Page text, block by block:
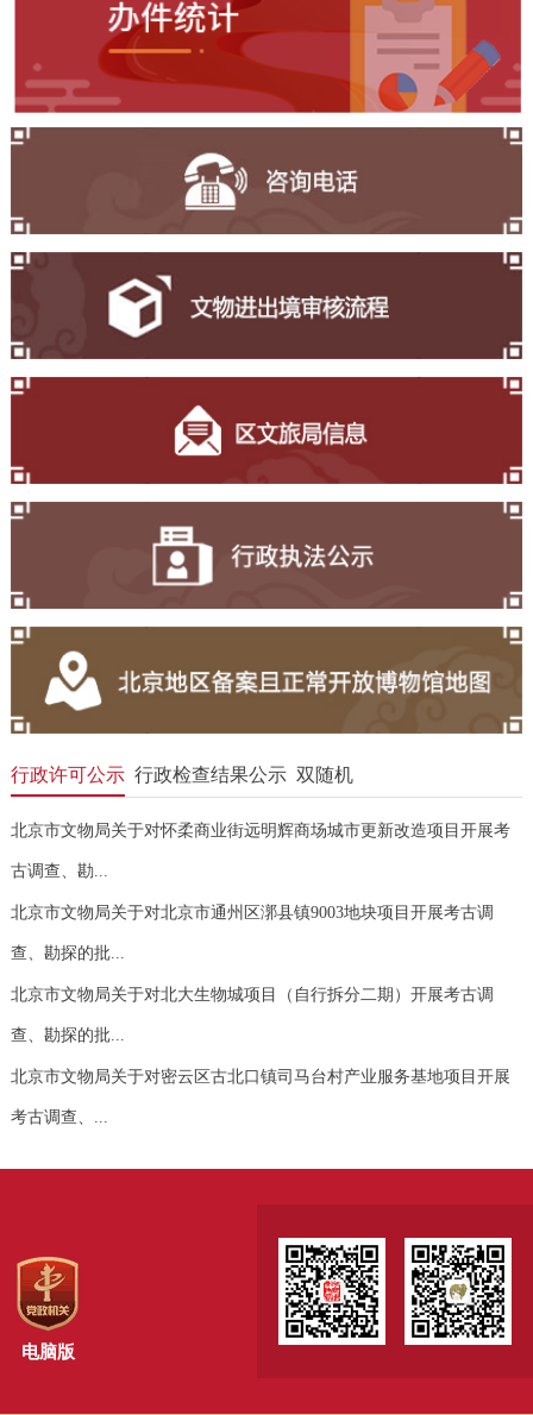
行政许可公示 行政检查结果公示 双随机
北京市文物局关于对怀柔商业街远明辉商场城市更新改造项目开展考
古调查、勘...
北京市文物局关于对北京市通州区漷县镇9003地块项目开展考古调
查、勘探的批...
北京市文物局关于对北大生物城项目（自行拆分二期）开展考古调
查、勘探的批...
北京市文物局关于对密云区古北口镇司马台村产业服务基地项目开展
考古调查、...
北京市文物局关于北京羿趣国际拍卖有限公司举办羿趣第一百三十九
期抖音线上...
电脑版